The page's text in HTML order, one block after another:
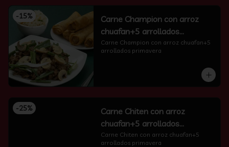
-15%
Carne Champion con arroz
chuafan+5 arrollados
primavera
Carne Champion con arroz chuafan+5
arrollados primavera
-25%
Carne Chiten con arroz
chuafan+5 arrollados
primavera
Carne Chiten con arroz chuafan+5
arrollados primavera